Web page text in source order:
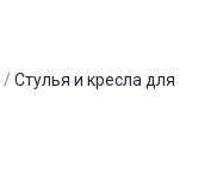
/ Стулья и кресла для